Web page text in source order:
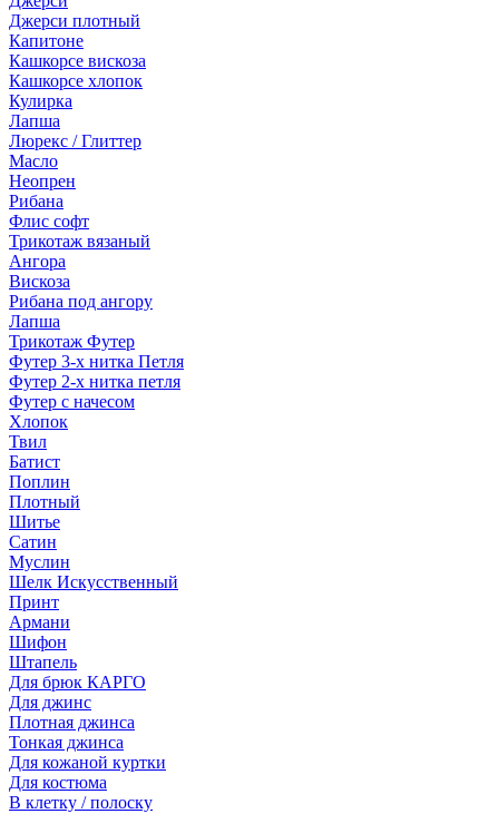
Джерси плотный
Капитоне
Кашкорсе вискоза
Кашкорсе хлопок
Кулирка
Лапша
Люрекс / Глиттер
Масло
Неопрен
Рибана
Флис софт
Трикотаж вязаный
Ангора
Вискоза
Рибана под ангору
Лапша
Трикотаж Футер
Футер 3-х нитка Петля
Футер 2-х нитка петля
Футер с начесом
Хлопок
Твил
Батист
Поплин
Плотный
Шитье
Сатин
Муслин
Шелк Искусственный
Принт
Армани
Шифон
Штапель
Для брюк КАРГО
Для джинс
Плотная джинса
Тонкая джинса
Для кожаной куртки
Для костюма
В клетку / полоску